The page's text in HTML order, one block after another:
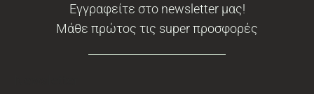
Εγγραφείτε στο newsletter μας!
Μάθε πρώτος τις super προσφορές